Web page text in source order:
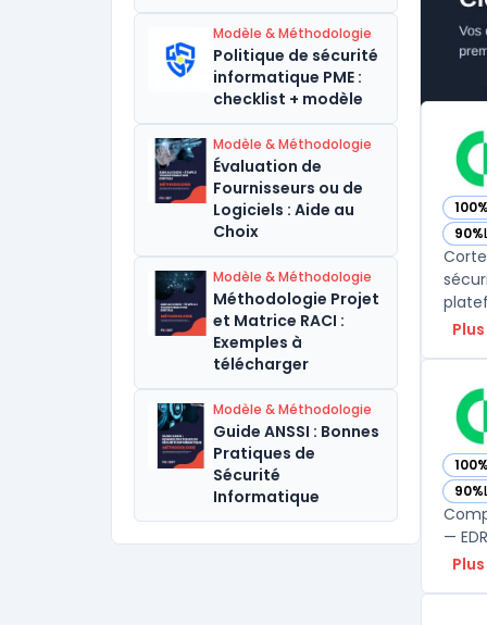
Modèle & Méthodologie
Politique de sécurité
informatique PME :
checklist + modèle
Modèle & Méthodologie
Évaluation de
Fournisseurs ou de
Logiciels : Aide au
Choix
Modèle & Méthodologie
Méthodologie Projet
et Matrice RACI :
Exemples à
télécharger
Modèle & Méthodologie
Guide ANSSI : Bonnes
Pratiques de
Sécurité
Informatique
100%
—
90%
—
100%
—
90%
—
—